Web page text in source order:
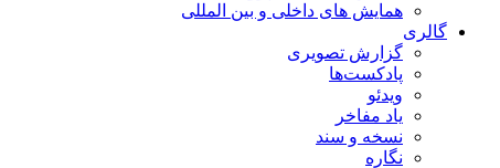
همایش های داخلی و بین المللی
گالری
گزارش تصویری
پادکست‌ها
ویدئو
یاد مفاخر
نسخه و سند
نگاره